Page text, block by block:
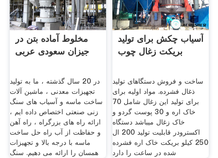
مخلوط آماده بتن در
جیزان سعودی عربی
در 20 سال گذشته ، ما به تولید
تجهیزات معدنی ، ماشین آلات
ساخت ماسه و آسیاب های سنگ
زنی صنعتی اختصاص داده ایم ،
ارائه راه های بزرگراه ، راه آهن
و حفاظت از آب راه حل ساخت
ماسه با درجه بالا و تجهیزات
همسان را ارائه می دهیم. سنگ
آسیاب چکش برای تولید
بریکت زغال چوب
ساخت و فروش دستگاهای تولید
ذغال فشرده. مواد اولیه برای
برای تولید این زغال شامل 70
خاک اره و 30 پوست گردو و
خاک زغال میباشد دستگاه
اکسترودر قابلیت تولید 200 ال
250 کیلو بریکت خاک اره فشرده
شده در ساعت را دارد